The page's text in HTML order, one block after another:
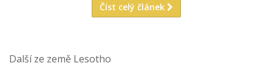
Číst celý článek
Další ze země Lesotho